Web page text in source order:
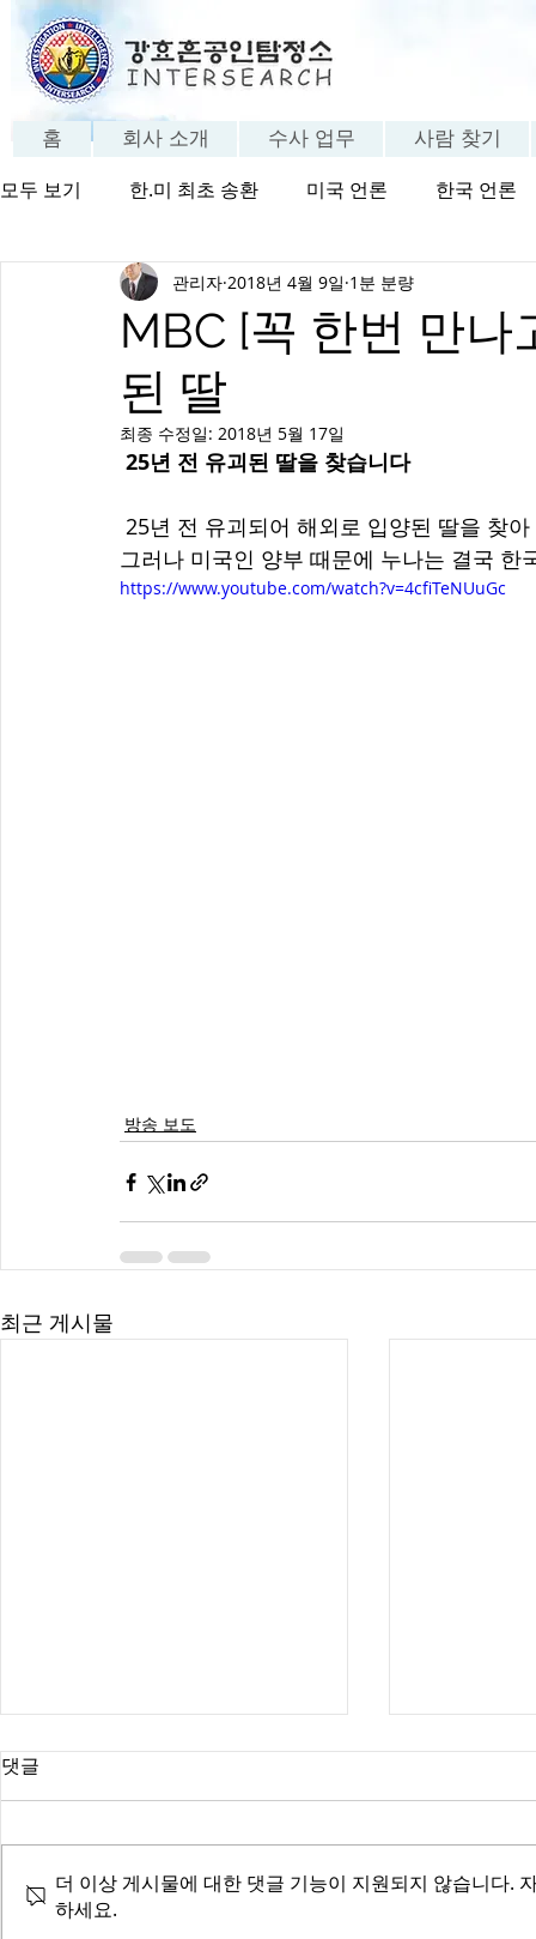
홈 회사 소개 수사 업무 사람 찾기
모두 보기 한.미 최초 송환 미국 언론 한국 언론
방송 보기 탐정의 세계 탐정 FAQ
MBC [꼭 한번 만나
된 딸
관리자 2018년 4월 9일 1분 분량
최종 수정일: 2018년 5월 17일
25년 전 유괴된 딸을 찾습니다
25년 전 유괴되어 해외로 입양된 딸을 찾
그러나 미국인 양부 때문에 누나는 결국
https://www.youtube.com/watch?v=4cfiTeNUuGc
방송 보도
최근 게시물
탐정, 합법과 불법 사이
인터폴 적색
댓글
더 이상 게시물에 대한 댓글 기능이 지원되지 않습니다.
하세요.